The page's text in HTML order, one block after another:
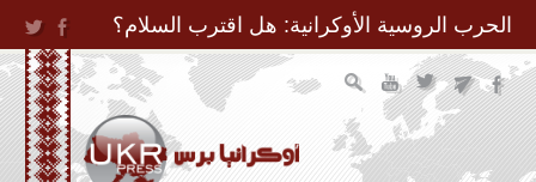
Jump to Navigation
الحرب الروسية الأوكرانية: هل اقترب السلام؟